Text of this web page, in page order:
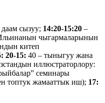
сызуу; 14:20-15:20 –
чыгармаларынын
китеп
20-15: 40 – тыныгуу жана
иллюстраторлору:
семинары
топтук жамааттык иш); 17: